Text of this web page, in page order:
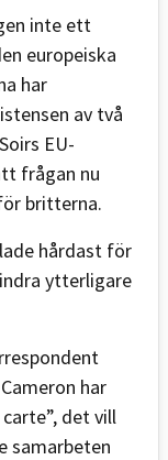
inte ett
europeiska
har
av två
EU-
frågan nu
britterna.
hårdast för
ytterligare
har
det vill
samarbeten